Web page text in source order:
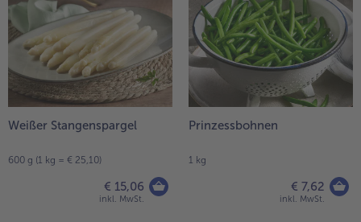
Weißer Stangenspargel
600 g (1 kg = € 25,10)
€ 15,06
inkl. MwSt.
Prinzessbohnen
1 kg
€ 7,62
inkl. MwSt.